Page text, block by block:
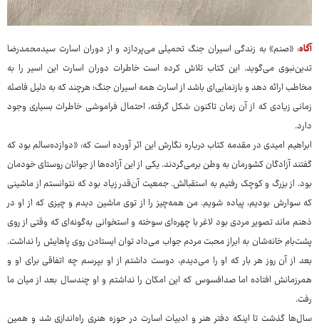
آگاه: «صنم» به زندگی اسیران جنگ تحمیلی می‌پردازد و از دوران اسارت سیدمحمدرضا
تدین‌نبوی می‌گوید. این کتاب تلاش کرده است خاطرات دوران اسارت این اسیر را به
مخاطب ارائه دهد و بازنمایی‌ای باشد از اسارت همه اسیران جنگ؛ هرچند که به دلیل فاصله
زمانی زیادی که از آن زمان تاکنون شکل گرفته، احتمال فراموشی خاطرات بسیاری وجود
دارد.
ابراهیم امیدی در مقدمه کتاب درباره نگارش این اثر آورده است که: «دوازده‌سالم بود که
گفتند آزادگان کشورمان به وطن برمی‌گردند. یکی از این آزاده‌ها از جوانان روستای خودمان
بود. از بزرگ و کوچک رفتیم به استقبالش. جمعیت آن‌قدر زیاد بود که نتوانستم از ماشینی
که سوارش بودیم، پیاده شویم. من همه‌چیز را از توی ماشین دیدم و چیزی که از او در
ذهنم ماند تصویر مردی بود لاغر با چهره‌ای سوخته و استخوانی به‌گونه‌ای که وقتی از روی
پشت‌بام خانه‌شان به ابراز محبت مردم جواب می‌داد توان ایستادن روی پاهایش را نداشت.
بعد از آن روز هر بار که او را می‌دیدم، دوست داشتم از او بپرسم چه اتفاقی برای او و
همرزمانش افتاده اما صدافسوس که این امکان را نداشتم و او چندسال بعد از میان ما
رفت.
سال‌ها گذشت تا اینکه دفتر هنر و ادبیات اسارت در حوزه هنری راه‌اندازی شد و همین